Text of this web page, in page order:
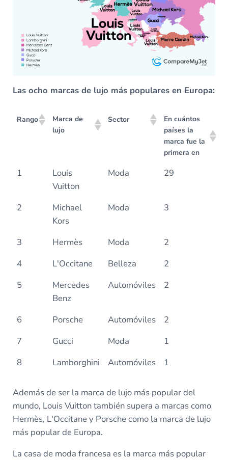
Las ocho marcas de lujo más populares en Europa:
Rango
Marca de
lujo
Sector
En cuántos
países la
marca fue la
primera en
1
Louis
Vuitton
Moda 29
2
Michael
Kors
Moda 3
3 Hermès Moda
2
4
L'Occitane Belleza
2
5
Mercedes
Benz
Automóviles 2
6 Porsche Automóviles
2
7
Gucci Moda
1
8
Lamborghini Automóviles 1
Además de ser la marca de lujo más popular del
mundo, Louis Vuitton también supera a marcas como
Hermès, L'Occitane y Porsche como la marca de lujo
más popular de Europa.
La casa de moda francesa es la marca más popular